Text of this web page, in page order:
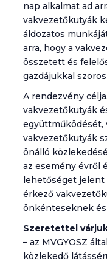
nap alkalmat ad
vakvezetőkutyák
áldozatos
arra, hogy a
összetett és
gazdájukkal
A rendezvény
vakvezetőkutyák
együttműködését,
vakvezetőkutyák
önálló
az esemény évről
lehetőséget jelent
érkező
önkénteseknek
Szeretettel
– az MVGYOSZ
közlekedő